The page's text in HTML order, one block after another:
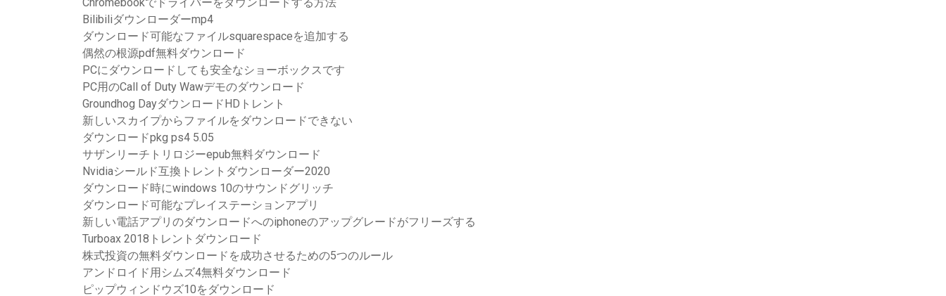
Bilibiliダウンローダーmp4
ダウンロード可能なファイルsquarespaceを追加する
偶然の根源pdf無料ダウンロード
PCにダウンロードしても安全なショーボックスです
PC用のCall of Duty Wawデモのダウンロード
Groundhog DayダウンロードHDトレント
新しいスカイプからファイルをダウンロードできない
ダウンロードpkg ps4 5.05
サザンリーチトリロジーepub無料ダウンロード
Nvidiaシールド互換トレントダウンローダー2020
ダウンロード時にwindows 10のサウンドグリッチ
ダウンロード可能なプレイステーションアプリ
新しい電話アプリのダウンロードへのiphoneのアップグレードがフリーズする
Turboax 2018トレントダウンロード
株式投資の無料ダウンロードを成功させるための5つのルール
アンドロイド用シムズ4無料ダウンロード
ピップウィンドウズ10をダウンロード